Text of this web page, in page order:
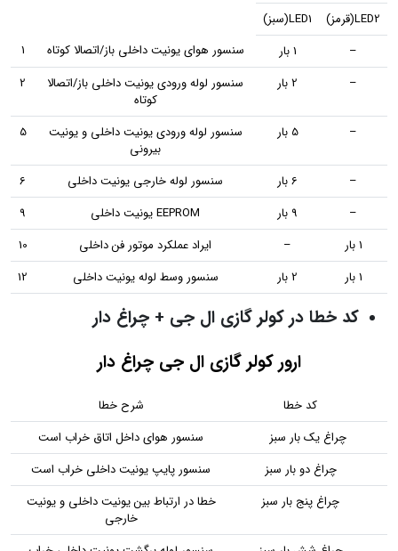
LED2(قرمز)
LED1(سبز)
–
1 بار سنسور هوای یونیت داخلی باز/اتصالا کوتاه
1
–
2 بار
سنسور لوله ورودی یونیت داخلی باز/اتصالا
کوتاه
2
– 5 بار
سنسور لوله ورودی یونیت داخلی و یونیت
بیرونی
5
– 6 بار سنسور لوله خارجی یونیت داخلی
6
–
9 بار EEPROM یونیت داخلی
9
1 بار
– ایراد عملکرد موتور فن داخلی
10
1 بار
2 بار سنسور وسط لوله یونیت داخلی 12
کد خطا در کولر گازی ال جی + چراغ دار
ارور کولر گازی ال جی چراغ دار
کد خطا
شرح خطا
چراغ یک بار سبز
سنسور هوای داخل اتاق خراب است
چراغ دو بار سبز
سنسور پایپ یونیت داخلی خراب است
چراغ پنج بار سبز
خطا در ارتباط بین یونیت داخلی و یونیت
خارجی